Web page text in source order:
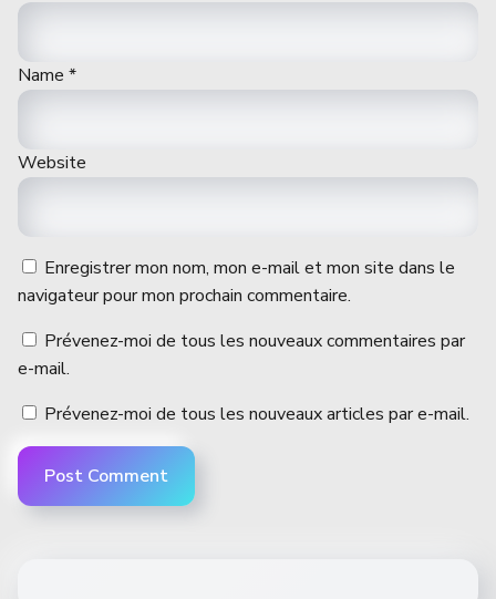
Name *
Website
Enregistrer mon nom, mon e-mail et mon site dans le
navigateur pour mon prochain commentaire.
Prévenez-moi de tous les nouveaux commentaires par
e-mail.
Prévenez-moi de tous les nouveaux articles par e-mail.